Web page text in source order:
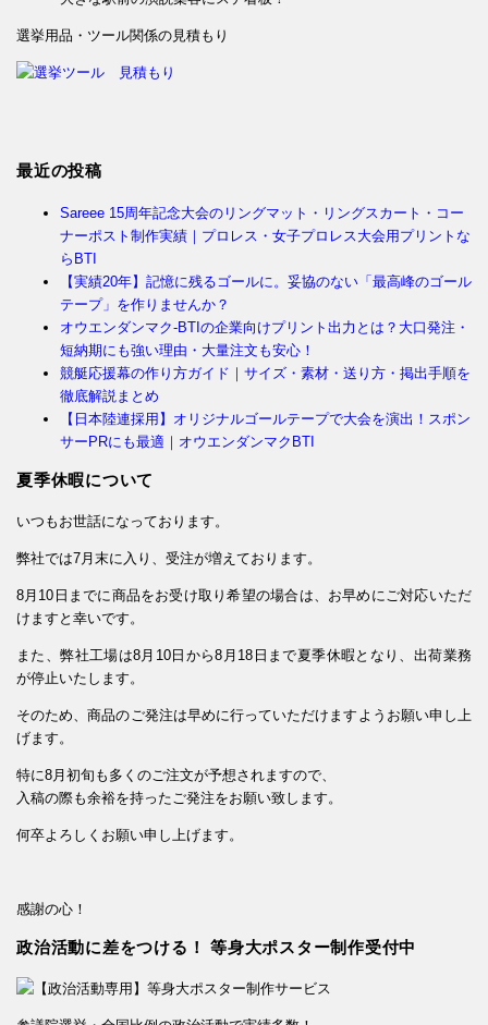
選挙用品・ツール関係の見積もり
最近の投稿
Sareee 15周年記念大会のリングマット・リングスカート・コー
ナーポスト制作実績｜プロレス・女子プロレス大会用プリントな
らBTI
【実績20年】記憶に残るゴールに。妥協のない「最高峰のゴール
テープ」を作りませんか？
オウエンダンマク-BTIの企業向けプリント出力とは？大口発注・
短納期にも強い理由・大量注文も安心！
競艇応援幕の作り方ガイド｜サイズ・素材・送り方・掲出手順を
徹底解説まとめ
【日本陸連採用】オリジナルゴールテープで大会を演出！スポン
サーPRにも最適｜オウエンダンマクBTI
夏季休暇について
いつもお世話になっております。
弊社では7月末に入り、受注が増えております。
8月10日までに商品をお受け取り希望の場合は、お早めにご対応いただ
けますと幸いです。
また、弊社工場は8月10日から8月18日まで夏季休暇となり、出荷業務
が停止いたします。
そのため、商品のご発注は早めに行っていただけますようお願い申し上
げます。
特に8月初旬も多くのご注文が予想されますので、
入稿の際も余裕を持ったご発注をお願い致します。
何卒よろしくお願い申し上げます。
感謝の心！
政治活動に差をつける！ 等身大ポスター制作受付中